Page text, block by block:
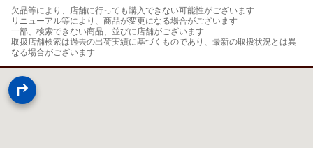
欠品等により、店舗に行っても購入できない可能性がございます
リニューアル等により、商品が変更になる場合がございます
一部、検索できない商品、並びに店舗がございます
取扱店舗検索は過去の出荷実績に基づくものであり、最新の取扱状況とは異
なる場合がございます